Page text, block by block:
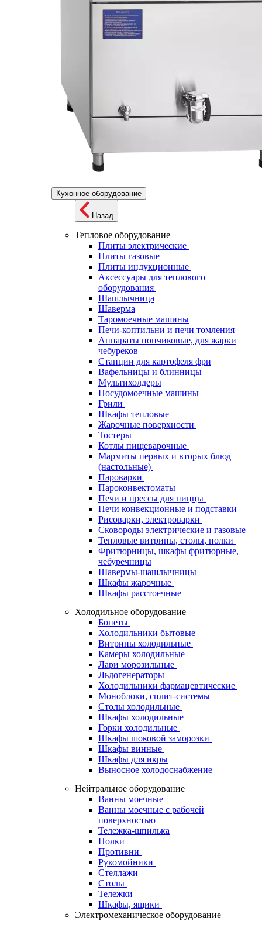
Кухонное оборудование
Назад
Тепловое оборудование
Плиты электрические
Плиты газовые
Плиты индукционные
Аксессуары для теплового
оборудования
Шашлычница
Шаверма
Таромоечные машины
Печи-коптильни и печи томления
Аппараты пончиковые, для жарки
чебуреков
Станции для картофеля фри
Вафельницы и блинницы
Мультихолдеры
Посудомоечные машины
Грили
Шкафы тепловые
Жарочные поверхности
Тостеры
Котлы пищеварочные
Мармиты первых и вторых блюд
(настольные)
Пароварки
Пароконвектоматы
Печи и прессы для пиццы
Печи конвекционные и подставки
Рисоварки, электроварки
Сковороды электрические и газовые
Тепловые витрины, столы, полки
Фритюрницы, шкафы фритюрные,
чебуречницы
Шавермы-шашлычницы
Шкафы жарочные
Шкафы расстоечные
Холодильное оборудование
Бонеты
Холодильники бытовые
Витрины холодильные
Камеры холодильные
Лари морозильные
Льдогенераторы
Холодильники фармацевтические
Моноблоки, сплит-системы
Столы холодильные
Шкафы холодильные
Горки холодильные
Шкафы шоковой заморозки
Шкафы винные
Шкафы для икры
Выносное холодоснабжение
Нейтральное оборудование
Ванны моечные
Ванны моечные с рабочей
поверхностью
Тележка-шпилька
Полки
Противни
Рукомойники
Стеллажи
Столы
Тележки
Шкафы, ящики
Электромеханическое оборудование